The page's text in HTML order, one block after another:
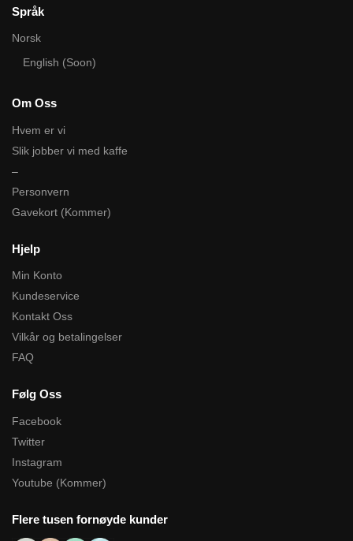
Språk
Norsk
English (Soon)
Om Oss
Hvem er vi
Slik jobber vi med kaffe
–
Personvern
Gavekort (Kommer)
Hjelp
Min Konto
Kundeservice
Kontakt Oss
Vilkår og betalingelser
FAQ
Følg Oss
Facebook
Twitter
Instagram
Youtube (Kommer)
Flere tusen fornøyde kunder